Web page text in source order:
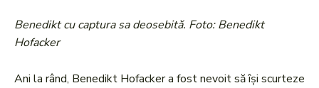
Benedikt cu captura sa deosebită. Foto: Benedikt
Hofacker
Ani la rând, Benedikt Hofacker a fost nevoit să își scurteze